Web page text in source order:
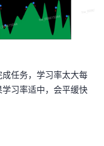
任务，学习率太大每
习率适中，会平缓快